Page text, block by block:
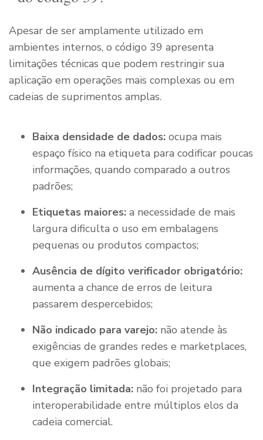
Apesar de ser amplamente utilizado em
ambientes internos, o código 39 apresenta
limitações técnicas que podem restringir sua
aplicação em operações mais complexas ou em
cadeias de suprimentos amplas.
Baixa densidade de dados: ocupa mais
espaço físico na etiqueta para codificar poucas
informações, quando comparado a outros
padrões;
Etiquetas maiores: a necessidade de mais
largura dificulta o uso em embalagens
pequenas ou produtos compactos;
Ausência de dígito verificador obrigatório:
aumenta a chance de erros de leitura
passarem despercebidos;
Não indicado para varejo: não atende às
exigências de grandes redes e marketplaces,
que exigem padrões globais;
Integração limitada: não foi projetado para
interoperabilidade entre múltiplos elos da
cadeia comercial.